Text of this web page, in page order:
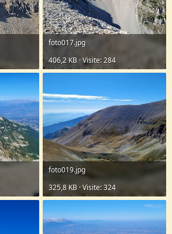
foto017.jpg
406,2 KB · Visite: 284
foto019.jpg
325,8 KB · Visite: 324